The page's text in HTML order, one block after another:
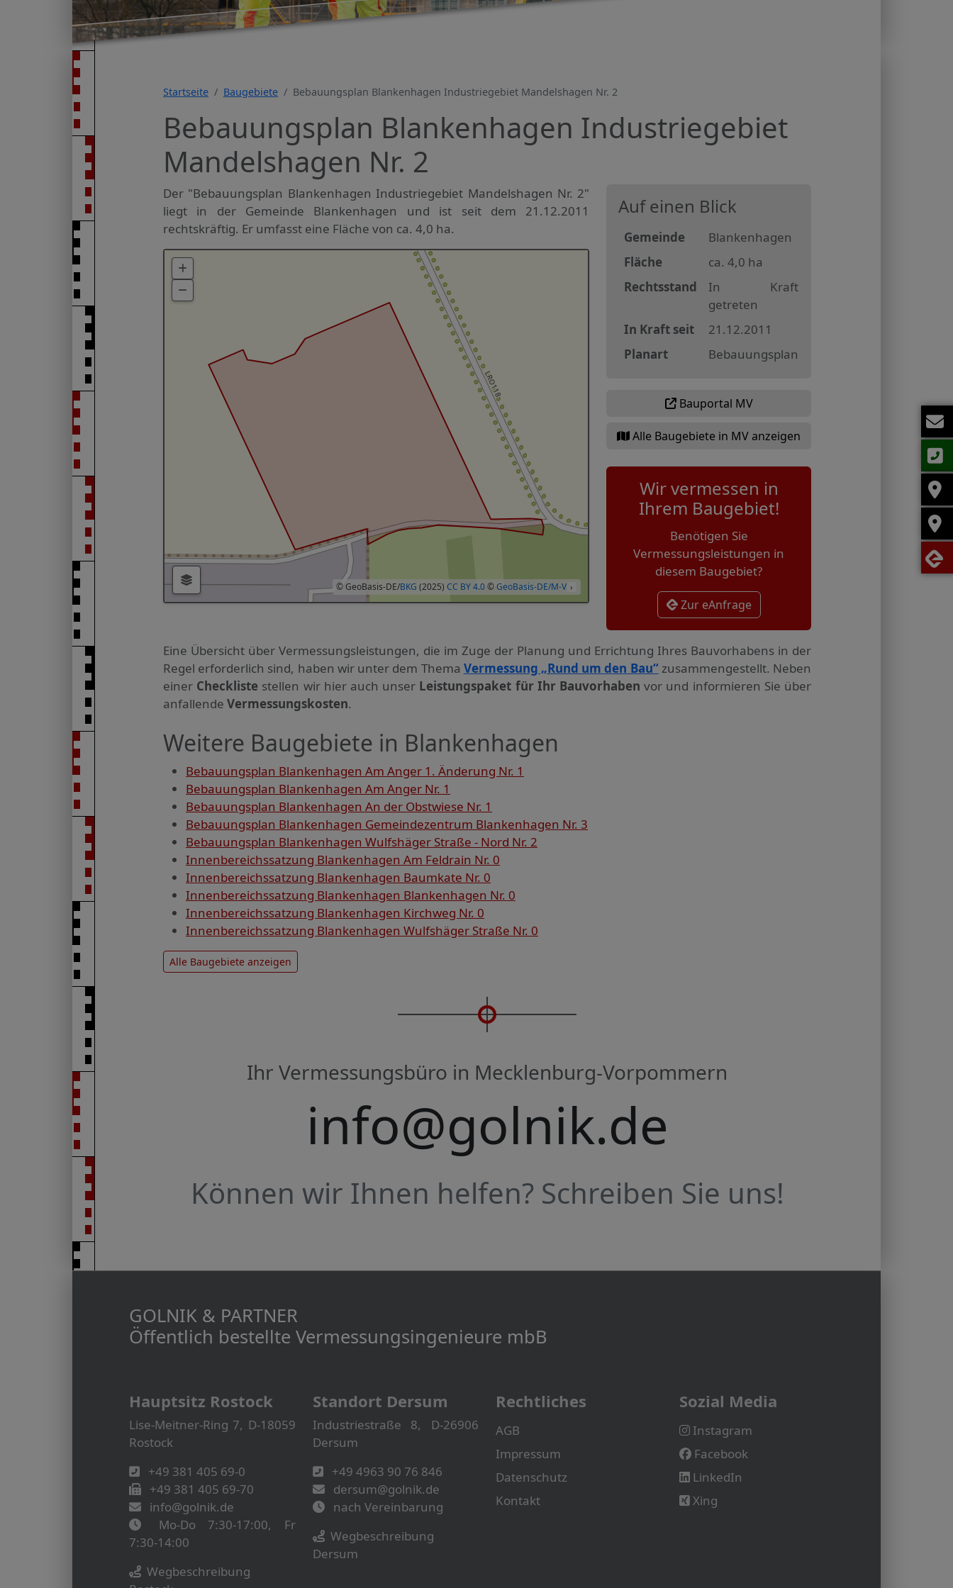
Startseite Baugebiete Bebauungsplan Blankenhagen Industriegebiet Mandelshagen Nr. 2
Bebauungsplan Blankenhagen Industriegebiet
Mandelshagen Nr. 2
Der "Bebauungsplan Blankenhagen Industriegebiet Mandelshagen Nr. 2"
liegt in der Gemeinde Blankenhagen und ist seit dem 21.12.2011
rechtskräftig. Er umfasst eine Fläche von ca. 4,0 ha.
›
© GeoBasis-DE/BKG (2025) CC BY 4.0 ©GeoBasis-DE/M-V
Auf einen Blick
Gemeinde
Blankenhagen
Fläche
ca. 4,0 ha
Rechtsstand
In Kraft
getreten
In Kraft seit
21.12.2011
Planart
Bebauungsplan
Bauportal MV
Alle Baugebiete in MV anzeigen
Wir vermessen in
Ihrem Baugebiet!
Benötigen Sie
Vermessungsleistungen in
diesem Baugebiet?
Zur eAnfrage
Eine Übersicht über Vermessungs­leistungen, die im Zuge der Planung und Errichtung Ihres Bauvorhabens in der
Regel erforderlich sind, haben wir unter dem Thema Vermessung „Rund um den Bau“zusammengestellt. Neben
einer Checkliste stellen wir hier auch unser Leistungspaket für Ihr Bauvorhaben vor und informieren Sie über
anfallende Vermessungskosten.
Weitere Baugebiete in Blankenhagen
Bebauungsplan Blankenhagen Am Anger 1. Änderung Nr. 1
Bebauungsplan Blankenhagen Am Anger Nr. 1
Bebauungsplan Blankenhagen An der Obstwiese Nr. 1
Bebauungsplan Blankenhagen Gemeindezentrum Blankenhagen Nr. 3
Bebauungsplan Blankenhagen Wulfshäger Straße - Nord Nr. 2
Innenbereichssatzung Blankenhagen Am Feldrain Nr. 0
Innenbereichssatzung Blankenhagen Baumkate Nr. 0
Innenbereichssatzung Blankenhagen Blankenhagen Nr. 0
Innenbereichssatzung Blankenhagen Kirchweg Nr. 0
Innenbereichssatzung Blankenhagen Wulfshäger Straße Nr. 0
Alle Baugebiete anzeigen
Ihr Vermessungsbüro in Mecklenburg-Vorpommern
info@golnik.de
Können wir Ihnen helfen? Schreiben Sie uns!
GOLNIK & PARTNER
Öffentlich bestellte Vermessungs­­ingenieure mbB
Hauptsitz Rostock
Lise-Meitner-Ring 7, D-18059
Rostock
+49 381 405 69-0
+49 381 405 69-70
info@golnik.de
Mo-Do 7:30-17:00, Fr
7:30-14:00
Wegbeschreibung
Standort Dersum
Industriestraße 8, D-26906
Dersum
+49 4963 90 76 846
dersum@golnik.de
nach Vereinbarung
Wegbeschreibung
Dersum
Rechtliches
AGB
Impressum
Datenschutz
Kontakt
Sozial Media
Instagram
Facebook
LinkedIn
Xing